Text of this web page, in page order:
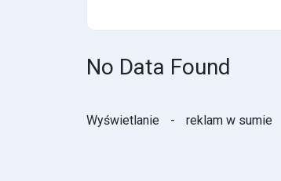
No Data Found
Wyświetlanie - reklam w sumie